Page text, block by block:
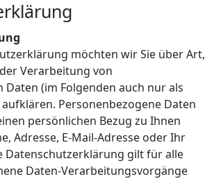
möchten wir Sie über Art,
Verarbeitung von
Daten (im Folgenden auch nur als
Personenbezogene Daten
persönlichen Bezug zu Ihnen
Adresse, E-Mail-Adresse oder Ihr
Datenschutzerklärung gilt für alle
Daten-Verarbeitungsvorgänge